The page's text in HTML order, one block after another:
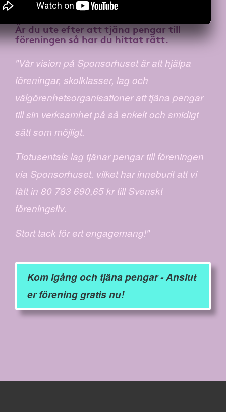
Är du ute efter atttjäna pengar till
föreningenså har du hittat rätt.
"Vår vision på Sponsorhuset är att hjälpa
föreningar, skolklasser, lag och
välgörenhetsorganisationer att tjäna pengar
till sin verksamhet på så enkelt och smidigt
sätt som möjligt.
Tiotusentals lag tjänar pengar till föreningen
via Sponsorhuset. vilket har inneburit att vi
fått in 80 783 690,65 kr till Svenskt
föreningsliv.
Stort tack för ert engagemang!"
Kom igång och tjäna pengar - Anslut
er förening gratis nu!